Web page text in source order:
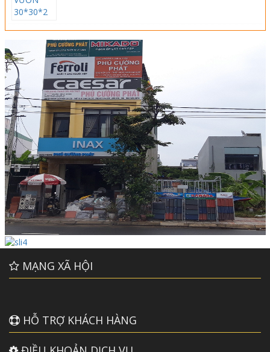
MẠNG XÃ HỘI
HỖ TRỢ KHÁCH HÀNG